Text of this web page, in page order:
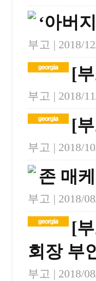
‘아버
부고 | 2018/
[
부고 | 2018/
[
부고 | 2018/
존 매
부고 | 2018/
[
회장 부
부고 | 2018/